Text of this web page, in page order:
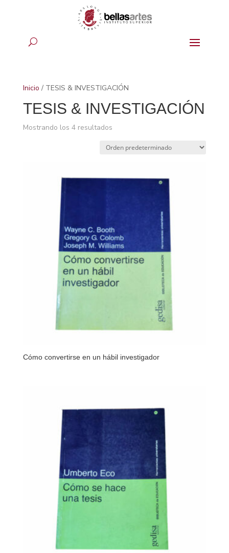
Inicio / TESIS & INVESTIGACIÓN
TESIS & INVESTIGACIÓN
Mostrando los 4 resultados
Cómo convertirse en un hábil investigador